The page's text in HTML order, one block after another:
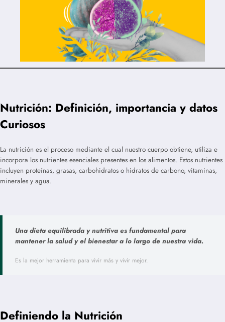
Nutrición: Definición, importancia y datos
Curiosos
La nutrición es el proceso mediante el cual nuestro cuerpo obtiene, utiliza e
incorpora los nutrientes esenciales presentes en los alimentos. Estos nutrientes
incluyen proteínas, grasas, carbohidratos o hidratos de carbono, vitaminas,
minerales y agua.
Una dieta equilibrada y nutritiva es fundamental para
mantener la salud y el bienestar a lo largo de nuestra vida.
Es la mejor herramienta para vivir más y vivir mejor.
Definiendo la Nutrición